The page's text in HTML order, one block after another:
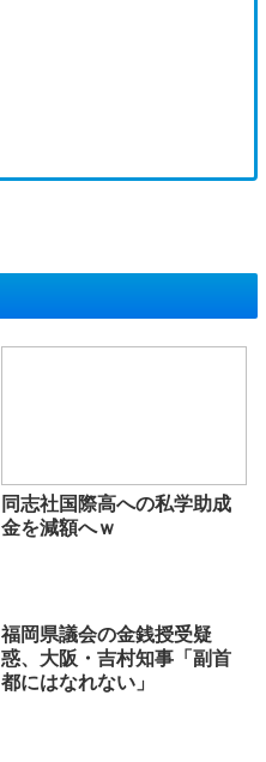
同志社国際高への私学助成
金を減額へｗ
福岡県議会の金銭授受疑
惑、大阪・吉村知事「副首
都にはなれない」